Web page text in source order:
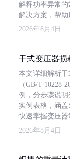
解释功率异常
解决方案，帮助
2026年8月4日
干式变压器损
本文详细解析
（GB/T 10228-
例，分步骤说
实例表格，涵盖
快速掌握变压器
2026年8月4日